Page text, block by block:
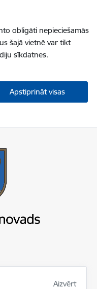
obligāti nepieciešamās
šajā vietnē var tikt
sīkdatnes.
Apstiprināt visas
Aizvērt